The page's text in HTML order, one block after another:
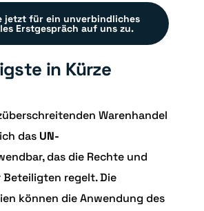
jetzt für ein unverbindliches
Erstgespräch auf uns zu.
in Kürze
Warenhandel
das UN-
das die Rechte und
regelt. Die
können die Anwendung des